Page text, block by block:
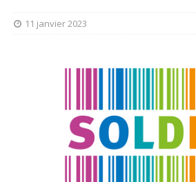
11 janvier 2023